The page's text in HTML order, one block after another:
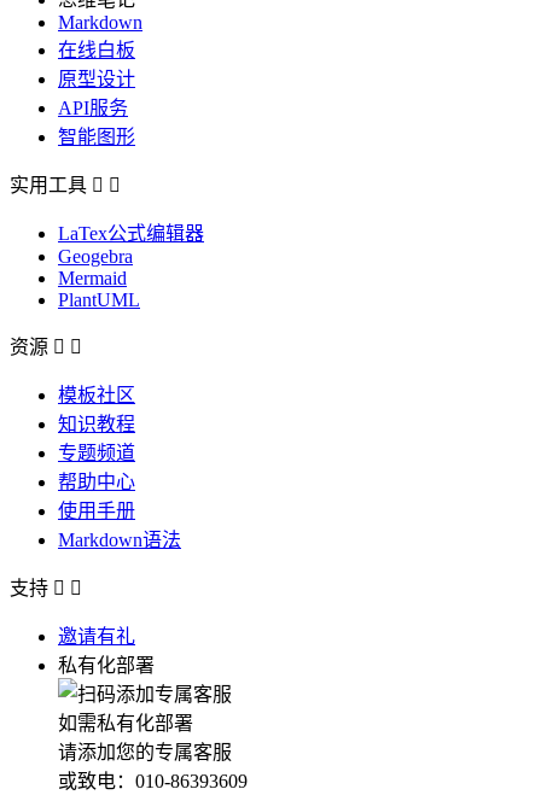
Markdown
在线白板
原型设计
API服务
智能图形
实用工具  
LaTex公式编辑器
Geogebra
Mermaid
PlantUML
资源  
模板社区
知识教程
专题频道
帮助中心
使用手册
Markdown语法
支持  
邀请有礼
私有化部署
如需私有化部署
请添加您的专属客服
或致电：010-86393609